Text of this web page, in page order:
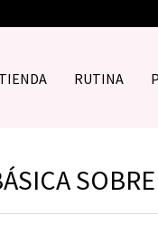
TIENDA RUTINA